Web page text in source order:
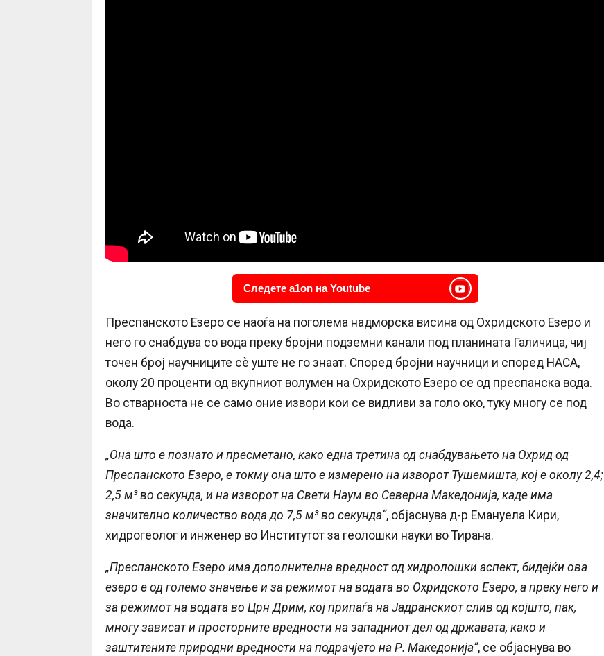
Следете a1on на Youtube
Преспанското Езеро се наоѓа на поголема надморска висина од Охридското Езеро и
него го снабдува со вода преку бројни подземни канали под планината Галичица, чиј
точен број научниците сѐ уште не го знаат. Според бројни научници и според НАСА,
околу 20 проценти од вкупниот волумен на Охридското Езеро се од преспанска вода.
Во стварноста не се само оние извори кои се видливи за голо око, туку многу се под
вода.
„Она што е познато и пресметано, како една третина од снабдувањето на Охрид од
Преспанското Езеро, е токму она што е измерено на изворот Тушемиштa, кој е околу 2,4;
2,5 м³ во секунда, и на изворот на Свети Наум во Северна Македонија, каде има
значително количество вода до 7,5 м³ во секунда“, објаснува д-р Емануела Кири,
хидрогеолог и инженер во Институтот за геолошки науки во Тирана.
„Преспанското Езеро има дополнителна вредност од хидролошки аспект, бидејќи ова
езеро е од големо значење и за режимот на водата во Охридското Езеро, а преку него и
за режимот на водата во Црн Дрим, кој припаѓа на Јадранскиот слив од којшто, пак,
многу зависат и просторните вредности на западниот дел од државата, како и
заштитените природни вредности на подрачјето на Р. Македонија“, се објаснува во